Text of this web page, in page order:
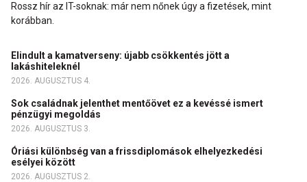
Rossz hír az IT-soknak: már nem nőnek úgy a fizetések, mint
korábban.
Elindult a kamatverseny: újabb csökkentés jött a
lakáshiteleknél
2026. AUGUSZTUS 4.
Sok családnak jelenthet mentőövet ez a kevéssé ismert
pénzügyi megoldás
2026. AUGUSZTUS 3.
Óriási különbség van a frissdiplomások elhelyezkedési
esélyei között
2026. AUGUSZTUS 2.